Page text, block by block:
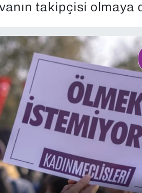
takipçisi olmaya